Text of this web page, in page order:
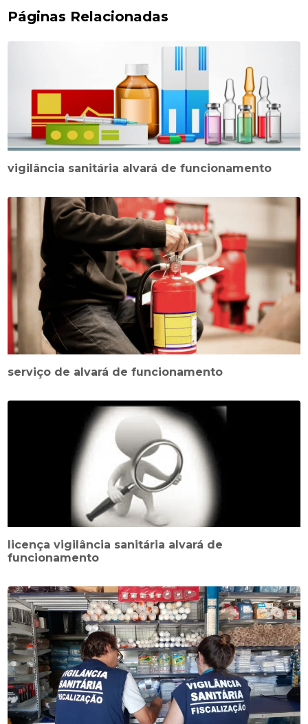
Páginas Relacionadas
vigilância sanitária alvará de funcionamento
serviço de alvará de funcionamento
licença vigilância sanitária alvará de
funcionamento